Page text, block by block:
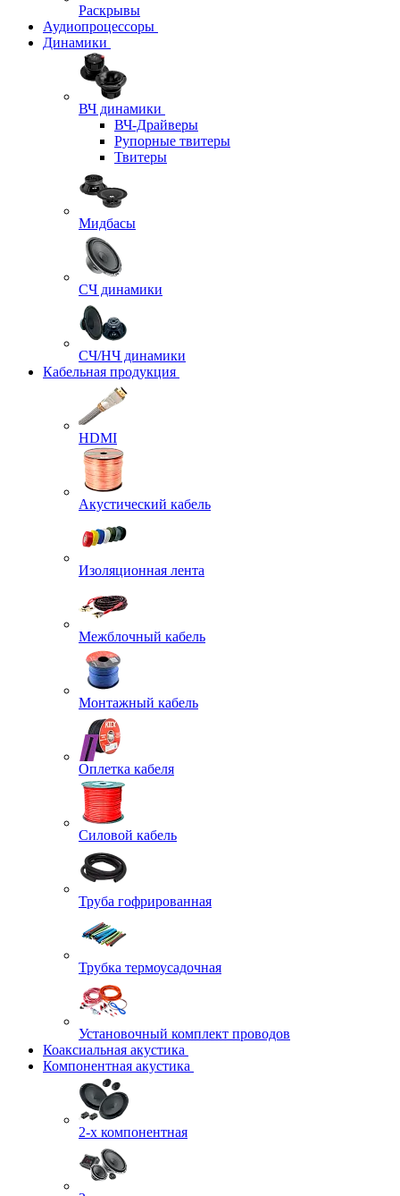
Раскрывы
Аудиопроцессоры
Динамики
ВЧ динамики
ВЧ-Драйверы
Рупорные твитеры
Твитеры
Мидбасы
СЧ динамики
СЧ/НЧ динамики
Кабельная продукция
HDMI
Акустический кабель
Изоляционная лента
Межблочный кабель
Монтажный кабель
Оплетка кабеля
Силовой кабель
Труба гофрированная
Трубка термоусадочная
Установочный комплект проводов
Коаксиальная акустика
Компонентная акустика
2-х компонентная